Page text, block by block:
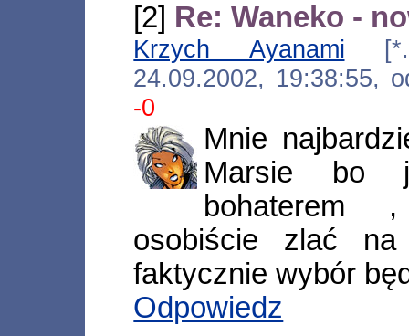
[2] Re: Waneko -
Krzych Ayanami
24.09.2002, 19:38:55,
-0
Mnie
Marsie bo
bohaterem
osobiście zlać na
faktycznie wybór
Odpowiedz